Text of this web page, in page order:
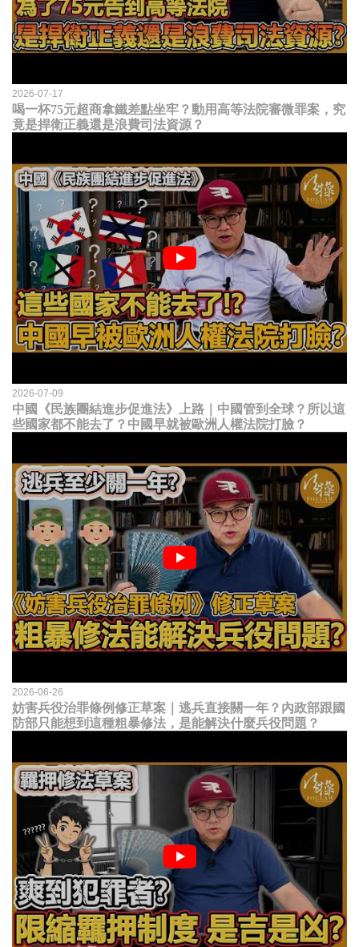
2026-07-17
喝一杯75元超商拿鐵差點坐牢？動用高等法院審微罪案，究
竟是捍衛正義還是浪費司法資源？
2026-07-09
中國《民族團結進步促進法》上路｜中國管到全球？所以這
些國家都不能去了？中國早就被歐洲人權法院打臉？
2026-06-26
妨害兵役治罪條例修正草案｜逃兵直接關一年？內政部跟國
防部只能想到這種粗暴修法，是能解決什麼兵役問題？